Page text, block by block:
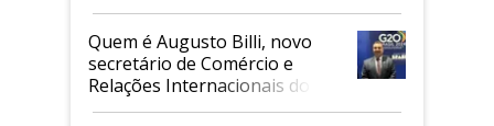
Quem é Augusto Billi, novo
secretário de Comércio e
Relações Internacionais do
Mapa